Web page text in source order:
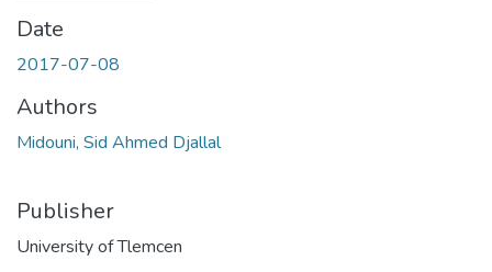
Date
2017-07-08
Authors
Midouni, Sid Ahmed Djallal
Publisher
University of Tlemcen